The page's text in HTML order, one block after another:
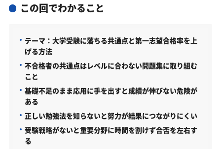
この回でわかること
テーマ：大学受験に落ちる共通点と第一志望合格率を上
げる方法
不合格者の共通点はレベルに合わない問題集に取り組む
こと
基礎不足のまま応用に手を出すと成績が伸びない危険が
ある
正しい勉強法を知らないと努力が結果につながりにくい
受験戦略がないと重要分野に時間を割けず合否を左右す
る